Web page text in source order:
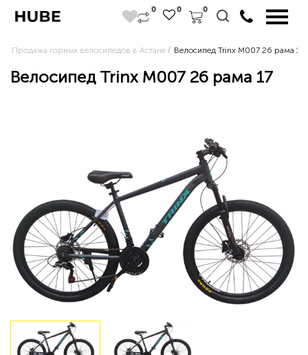
0 0 0
Продажа горных велосипедов в Астане Велосипед Trinx M007 26 рама 17
Велосипед Trinx M007 26 рама 17